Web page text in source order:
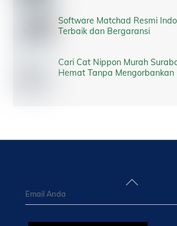
Software Matchad Resmi
Terbaik dan Bergaransi
Cari Cat Nippon Murah
Hemat Tanpa Mengorbankan
Back